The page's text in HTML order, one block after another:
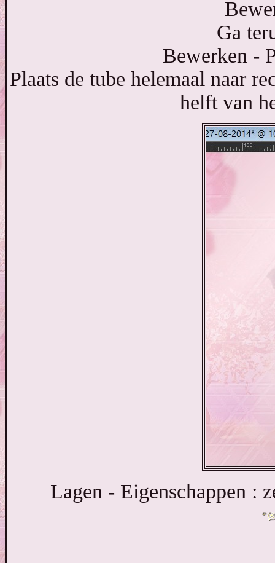
Ga
Bewerken -
Plaats de tube helemaal naar
helft van
Lagen - Eigenschappen :